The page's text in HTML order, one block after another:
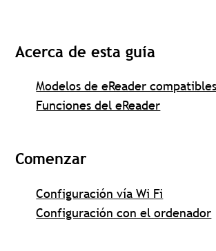
Acerca de esta guía
Modelos de eReader compatibles
Funciones del eReader
Comenzar
Configuración vía Wi Fi
Configuración con el ordenador